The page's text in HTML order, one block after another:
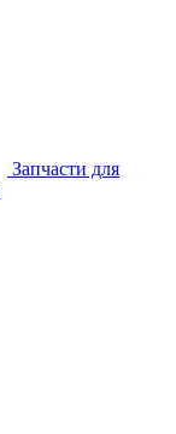
Запчасти для